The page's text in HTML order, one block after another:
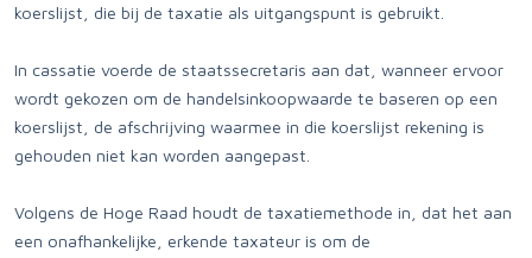
koerslijst, die bij de taxatie als uitgangspunt is gebruikt.
In cassatie voerde de staatssecretaris aan dat, wanneer ervoor
wordt gekozen om de handelsinkoopwaarde te baseren op een
koerslijst, de afschrijving waarmee in die koerslijst rekening is
gehouden niet kan worden aangepast.
Volgens de Hoge Raad houdt de taxatiemethode in, dat het aan
een onafhankelijke, erkende taxateur is om de